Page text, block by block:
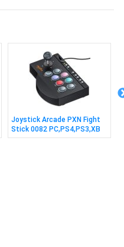
Joystick Arcade PXN Fight
Stick 0082 PC,PS4,PS3,XB